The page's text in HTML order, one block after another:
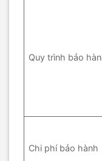
Quy trình bảo
Chi phí bảo hành